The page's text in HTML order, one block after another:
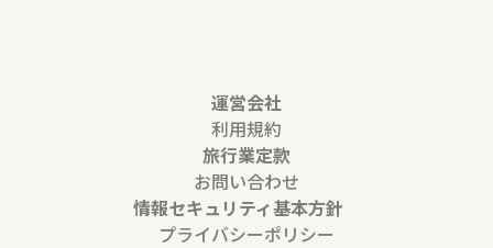
運営会社
利用規約
旅行業定款
お問い合わせ
情報セキュリティ基本方針
プライバシーポリシー